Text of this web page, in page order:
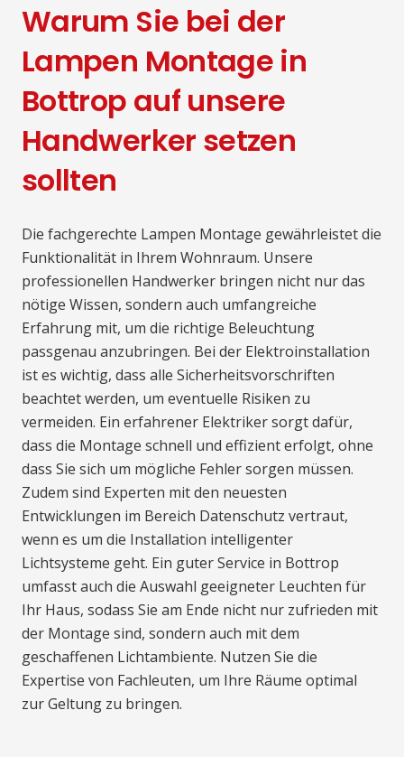
Warum Sie bei der
Lampen Montage in
Bottrop auf unsere
Handwerker setzen
sollten
Die fachgerechte Lampen Montage gewährleistet die
Funktionalität in Ihrem Wohnraum. Unsere
professionellen Handwerker bringen nicht nur das
nötige Wissen, sondern auch umfangreiche
Erfahrung mit, um die richtige Beleuchtung
passgenau anzubringen. Bei der Elektroinstallation
ist es wichtig, dass alle Sicherheitsvorschriften
beachtet werden, um eventuelle Risiken zu
vermeiden. Ein erfahrener Elektriker sorgt dafür,
dass die Montage schnell und effizient erfolgt, ohne
dass Sie sich um mögliche Fehler sorgen müssen.
Zudem sind Experten mit den neuesten
Entwicklungen im Bereich Datenschutz vertraut,
wenn es um die Installation intelligenter
Lichtsysteme geht. Ein guter Service in Bottrop
umfasst auch die Auswahl geeigneter Leuchten für
Ihr Haus, sodass Sie am Ende nicht nur zufrieden mit
der Montage sind, sondern auch mit dem
geschaffenen Lichtambiente. Nutzen Sie die
Expertise von Fachleuten, um Ihre Räume optimal
zur Geltung zu bringen.